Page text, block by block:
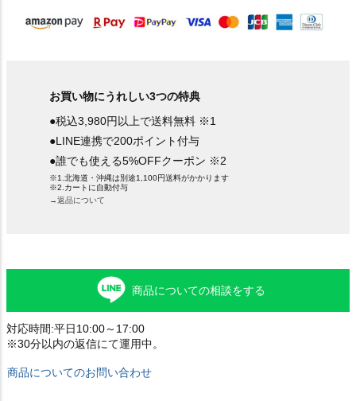
お買い物にうれしい3つの特典
●税込3,980円以上で送料無料 ※1
●LINE連携で200ポイント付与
●誰でも使える5%OFFクーポン ※2
※1.北海道・沖縄は別途1,100円送料がかかります
※2.カートに自動付与
→返品について
商品についての相談をする
対応時間:平日10:00～17:00
※30分以内の返信にて運用中。
商品についてのお問い合わせ